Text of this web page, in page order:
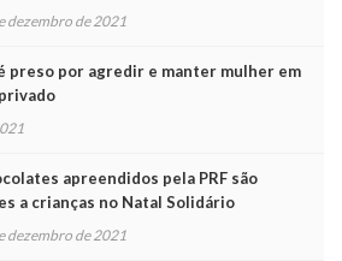
dezembro de 2021
preso por agredir e manter mulher em
apreendidos pela PRF são
a crianças no Natal Solidário
dezembro de 2021